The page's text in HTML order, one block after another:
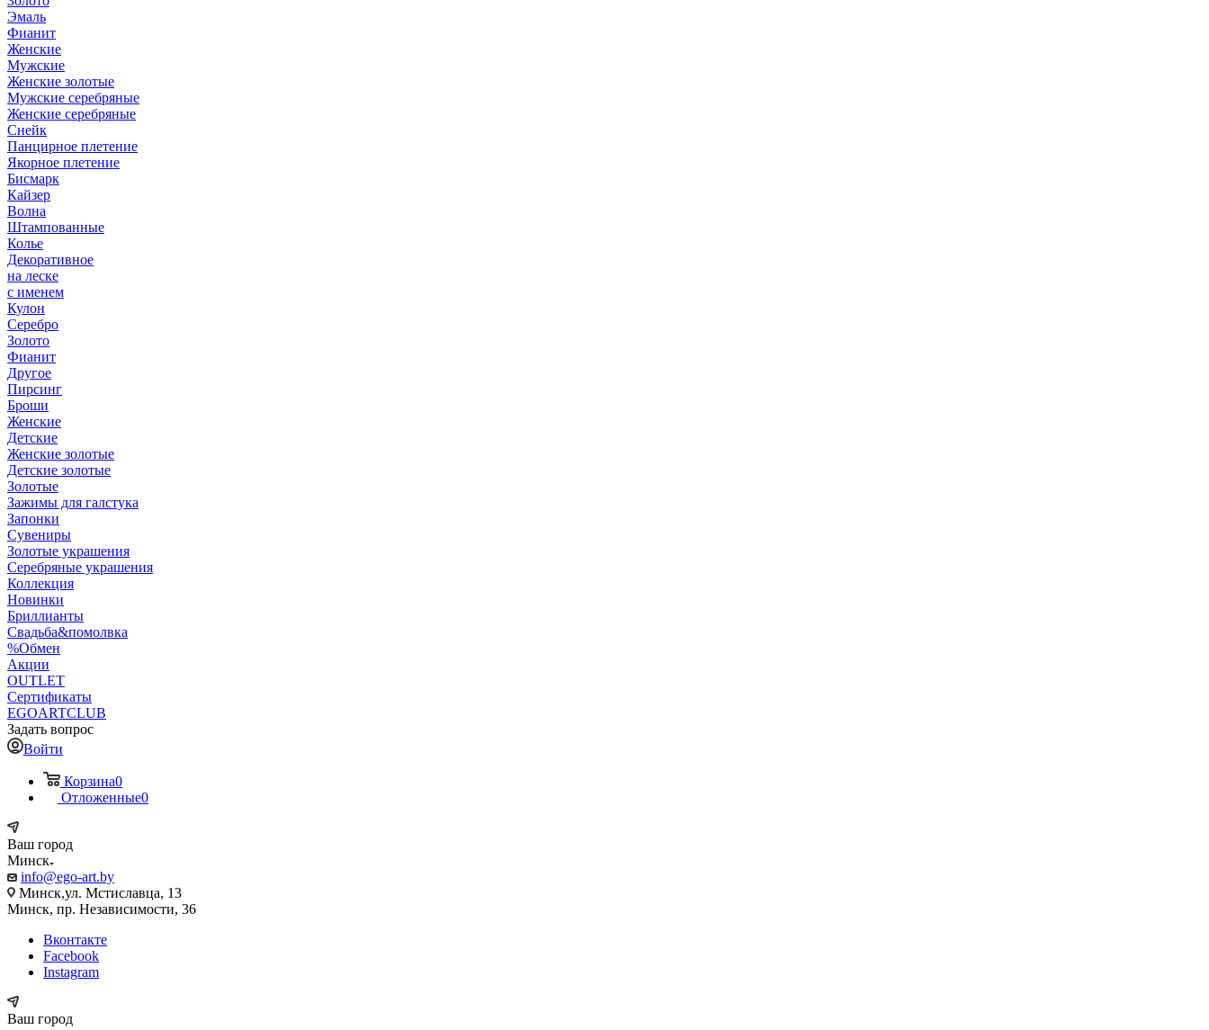
Эмаль
Фианит
Женские
Мужские
Женские золотые
Мужские серебряные
Женские серебряные
Снейк
Панцирное плетение
Якорное плетение
Бисмарк
Кайзер
Волна
Штампованные
Колье
Декоративное
на леске
с именем
Кулон
Серебро
Золото
Фианит
Другое
Пирсинг
Броши
Женские
Детские
Женские золотые
Детские золотые
Золотые
Зажимы для галстука
Запонки
Сувениры
Золотые украшения
Серебряные украшения
Коллекция
Новинки
Бриллианты
Свадьба&помолвка
%Обмен
Акции
OUTLET
Сертификаты
EGOARTCLUB
Задать вопрос
Войти
Корзина0
Отложенные0
Ваш город
Минск
info@ego-art.by
Минск,ул. Мстиславца, 13
Минск, пр. Независимости, 36
Вконтакте
Facebook
Instagram
Ваш город